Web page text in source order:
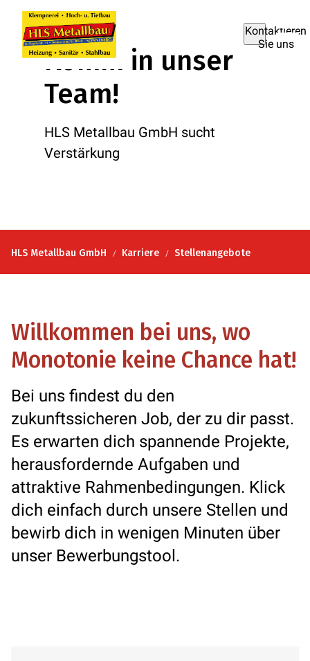
Kontaktieren
Sie uns
Komm in unser
Team!
HLS Metallbau GmbH sucht
Verstärkung
HLS Metallbau GmbH Karriere Stellenangebote
Willkommen bei uns, wo
Monotonie keine Chance hat!
Bei uns findest du den
zukunftssicheren Job, der zu dir passt.
Es erwarten dich spannende Projekte,
herausfordernde Aufgaben und
attraktive Rahmenbedingungen. Klick
dich einfach durch unsere Stellen und
bewirb dich in wenigen Minuten über
unser Bewerbungstool.